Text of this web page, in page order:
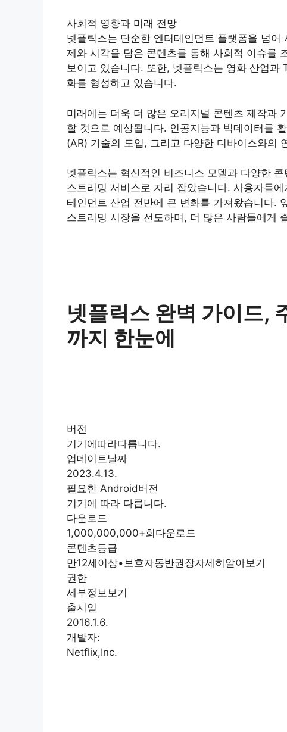
사회적 영향과 미래 전망
넷플릭스는 단순한 엔터테인먼트 플랫폼을 넘
제와 시각을 담은 콘텐츠를 통해 사회적 이슈를
보이고 있습니다. 또한, 넷플릭스는 영화 산업
화를 형성하고 있습니다.
미래에는 더욱 더 많은 오리지널 콘텐츠 제작과
할 것으로 예상됩니다. 인공지능과 빅데이터를
(AR) 기술의 도입, 그리고 다양한 디바이스와의
넷플릭스는 혁신적인 비즈니스 모델과 다양한
스트리밍 서비스로 자리 잡았습니다. 사용자들
테인먼트 산업 전반에 큰 변화를 가져왔습니다.
스트리밍 시장을 선도하며, 더 많은 사람들에게
넷플릭스 완벽 가이드,
까지 한눈에
버전
기기에따라다릅니다.
업데이트날짜
2023.4.13.
필요한 Android버전
기기에 따라 다릅니다.
다운로드
1,000,000,000+회다운로드
콘텐츠등급
만12세이상•보호자동반권장자세히알아보기
권한
세부정보보기
출시일
2016.1.6.
개발자:
Netflix,Inc.